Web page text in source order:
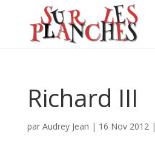
Richard III
par Audrey Jean | 16 Nov 2012|